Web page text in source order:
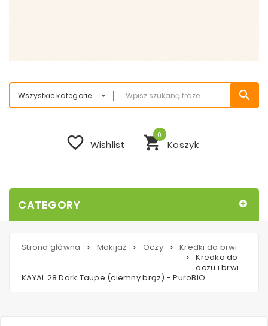
Wszystkie kategorie search
shopping_cart Koszyk
0
favorite_border Wishlist
CATEGORY
Strona główna > Makijaż > Oczy > Kredki do brwi
> Kredka do
oczu i brwi
KAYAL 28 Dark Taupe (ciemny brąz) - PuroBIO